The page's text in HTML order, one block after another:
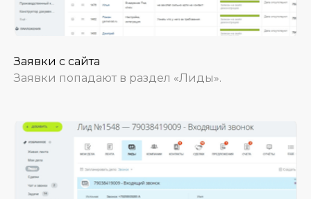
Заявки с сайта
Заявки попадают в раздел «Лиды».